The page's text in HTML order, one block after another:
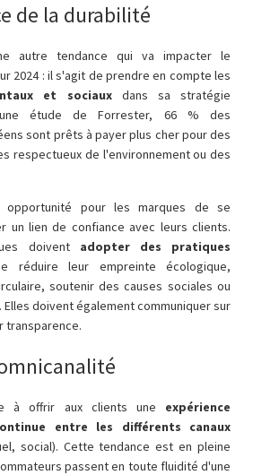
de la durabilité
autre tendance qui va impacter le
2024 : il s'agit de prendre en compte les
et sociauxdans sa stratégie
une étude de Forrester, 66 % des
sont prêts à payer plus cher pour des
respectueux de l'environnement ou des
opportunité pour les marques de se
un lien de confiance avec leurs clients.
doivent adopter des pratiques
réduire leur empreinte écologique,
soutenir des causes sociales ou
doivent également communiquer sur
transparence.
à offrir aux clients une expérience
entre les différents canaux
social). Cette tendance est en pleine
passent en toute fluidité d'une